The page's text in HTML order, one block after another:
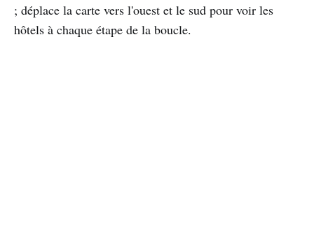
; déplace la carte vers l'ouest et le sud pour voir les
hôtels à chaque étape de la boucle.